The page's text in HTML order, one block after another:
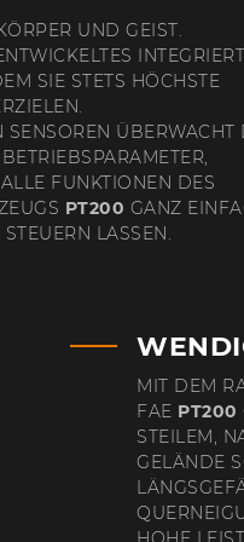
UND GEIST.
SIE STETS HÖCHSTE
SENSOREN ÜBERWACHT
FUNKTIONEN DES
PT200 GANZ
LASSEN.
MIT DEM
FAE PT200
STEILEM,
GELÄNDE